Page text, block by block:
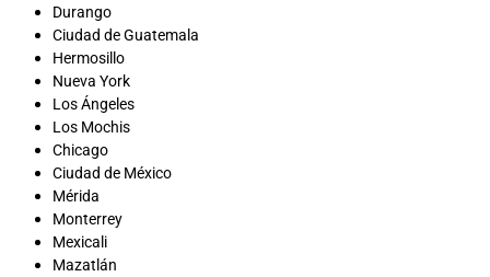
Durango
Ciudad de Guatemala
Hermosillo
Nueva York
Los Ángeles
Los Mochis
Chicago
Ciudad de México
Mérida
Monterrey
Mexicali
Mazatlán